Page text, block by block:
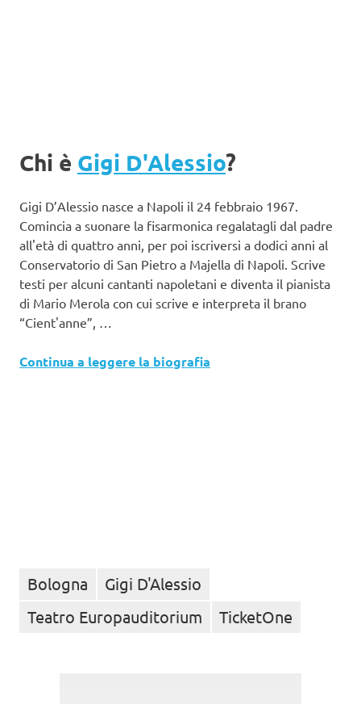
Chi è Gigi D'Alessio?
Gigi D’Alessio nasce a Napoli il 24 febbraio 1967.
Comincia a suonare la fisarmonica regalatagli dal padre
all'età di quattro anni, per poi iscriversi a dodici anni al
Conservatorio di San Pietro a Majella di Napoli. Scrive
testi per alcuni cantanti napoletani e diventa il pianista
di Mario Merola con cui scrive e interpreta il brano
“Cient'anne”, …
Continua a leggere la biografia
Bologna
Gigi D'Alessio
Teatro Europauditorium
TicketOne